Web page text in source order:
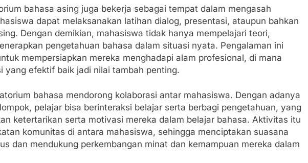
bahasa asing juga bekerja sebagai tempat dalam mengasah
dapat melaksanakan latihan dialog, presentasi, ataupun bahkan
Dengan demikian, mahasiswa tidak hanya mempelajari teori,
pengetahuan bahasa dalam situasi nyata. Pengalaman ini
mempersiapkan mereka menghadapi alam profesional, di mana
yang efektif baik jadi nilai tambah penting.
bahasa mendorong kolaborasi antar mahasiswa. Dengan adanya
pelajar bisa berinteraksi belajar serta berbagi pengetahuan, yang
ketertarikan serta motivasi mereka dalam belajar bahasa. Aktivitas itu
komunitas di antara mahasiswa, sehingga menciptakan suasana
dan mendukung perkembangan minat dan kemampuan mereka dalam